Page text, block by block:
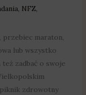
, NFZ,
przebiec maraton,
lub wszystko
zadbać o swoje
zdrowotny